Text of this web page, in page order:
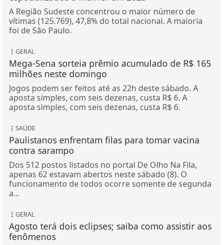
A Região Sudeste concentrou o maior número de
vítimas (125.769), 47,8% do total nacional. A maioria
foi de São Paulo.
GERAL
Mega-Sena sorteia prêmio acumulado de R$ 165
milhões neste domingo
Jogos podem ser feitos até as 22h deste sábado. A
aposta simples, com seis dezenas, custa R$ 6. A
aposta simples, com seis dezenas, custa R$ 6.
SAÚDE
Paulistanos enfrentam filas para tomar vacina
contra sarampo
Dos 512 postos listados no portal De Olho Na Fila,
apenas 62 estavam abertos neste sábado (8). O
funcionamento de todos ocorre somente de segunda
a...
GERAL
Agosto terá dois eclipses; saiba como assistir aos
fenômenos